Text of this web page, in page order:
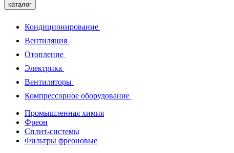
каталог
Кондиционирование
Вентиляция
Отопление
Электрика
Вентиляторы
Компрессорное оборудование
Промышленная химия
Фреон
Сплит-системы
Фильтры фреоновые